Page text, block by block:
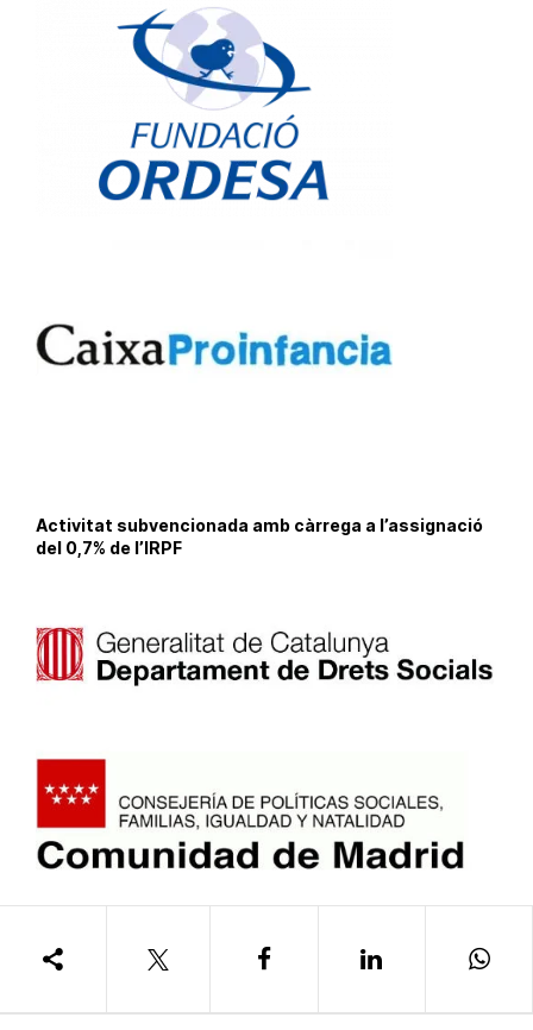
Activitat subvencionada amb càrrega a l’assignació
del 0,7% de l’IRPF